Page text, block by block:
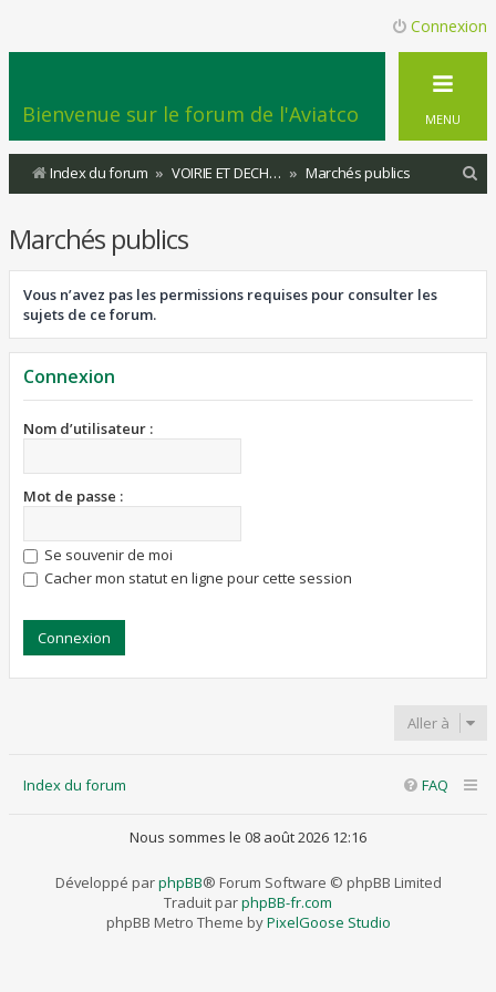
Connexion
Bienvenue sur le forum de l'Aviatco MENU
Index du forum VOIRIE ET DECHETTERIE Marchés publics
c
Marchés publics
Vous n’avez pas les permissions requises pour consulter les
sujets de ce forum.
Connexion
Nom d’utilisateur :
Mot de passe :
Se souvenir de moi
Cacher mon statut en ligne pour cette session
Aller à
Index du forum FAQ
Nous sommes le 08 août 2026 12:16
Développé parphpBB® Forum Software © phpBB Limited
Traduit parphpBB-fr.com
phpBB Metro Theme byPixelGoose Studio